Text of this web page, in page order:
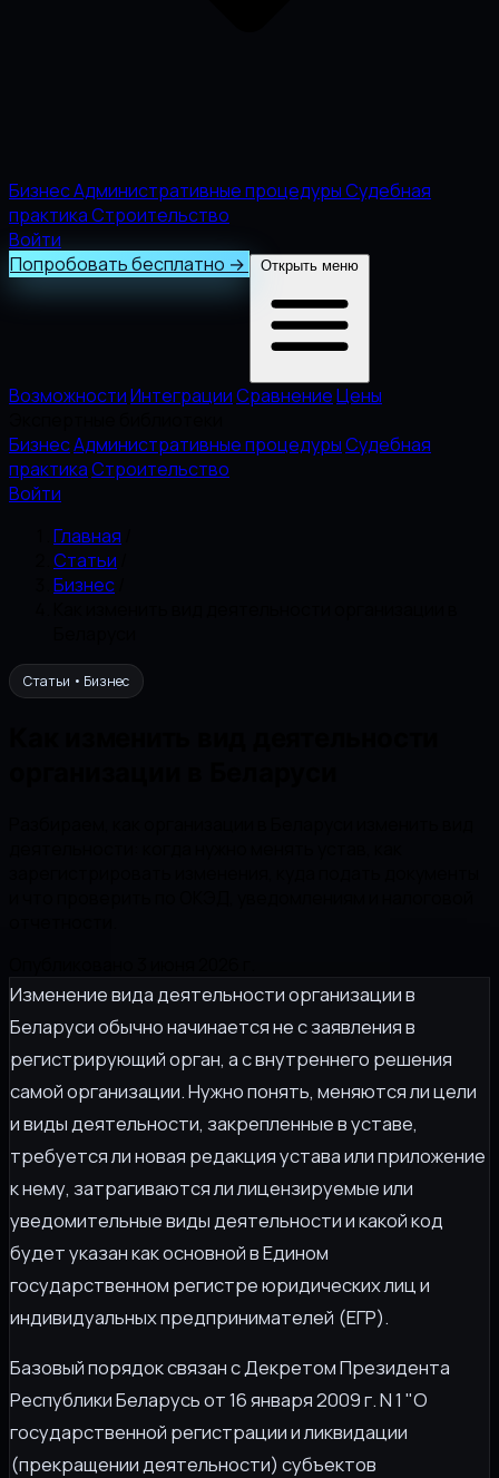
БизнесАдминистративные процедурыСудебная
практикаСтроительство
Войти
Попробовать бесплатно → Открыть меню
ВозможностиИнтеграцииСравнениеЦены
БизнесАдминистративные процедурыСудебная
практикаСтроительство
Войти
Главная
Статьи
Бизнес
Статьи • Бизнес
Изменение вида деятельности организации в
Беларуси обычно начинается не с заявления в
регистрирующий орган, а с внутреннего решения
самой организации. Нужно понять, меняются ли цели
и виды деятельности, закрепленные в уставе,
требуется ли новая редакция устава или приложение
к нему, затрагиваются ли лицензируемые или
уведомительные виды деятельности и какой код
будет указан как основной в Едином
государственном регистре юридических лиц и
индивидуальных предпринимателей (ЕГР).
Базовый порядок связан с Декретом Президента
Республики Беларусь от 16 января 2009 г. N 1 "О
государственной регистрации и ликвидации
(прекращении деятельности) субъектов